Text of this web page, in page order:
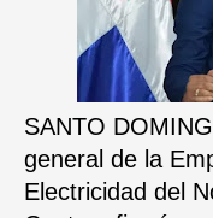
SANTO
general de la
Electricidad del